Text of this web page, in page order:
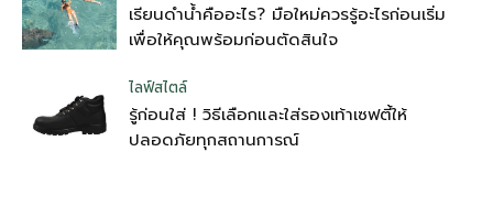
เรียนดำน้ำคืออะไร? มือใหม่ควรรู้อะไรก่อนเริ่ม
เพื่อให้คุณพร้อมก่อนตัดสินใจ
ไลฟ์สไตล์
รู้ก่อนใส่ ! วิธีเลือกและใส่รองเท้าเซฟตี้ให้
ปลอดภัยทุกสถานการณ์